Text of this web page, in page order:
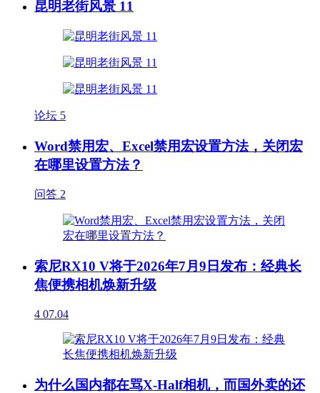
昆明老街风景 11
论坛 5
Word禁用宏、Excel禁用宏设置方法，关闭宏
在哪里设置方法？
问答 2
索尼RX10 V将于2026年7月9日发布：经典长
焦便携相机焕新升级
4 07.04
为什么国内都在骂X-Half相机，而国外卖的还